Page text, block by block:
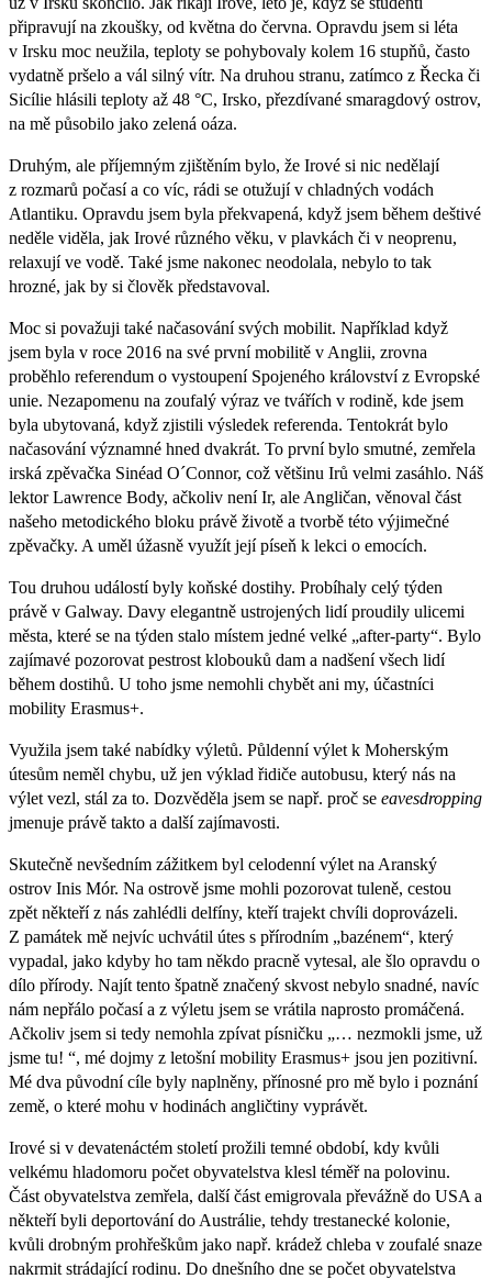
připravují na zkoušky, od května do června. Opravdu jsem si léta
v Irsku moc neužila, teploty se pohybovaly kolem 16 stupňů, často
vydatně pršelo a vál silný vítr. Na druhou stranu, zatímco z Řecka či
Sicílie hlásili teploty až 48 °C, Irsko, přezdívané smaragdový ostrov,
na mě působilo jako zelená oáza.
Druhým, ale příjemným zjištěním bylo, že Irové si nic nedělají
z rozmarů počasí a co víc, rádi se otužují v chladných vodách
Atlantiku. Opravdu jsem byla překvapená, když jsem během deštivé
neděle viděla, jak Irové různého věku, v plavkách či v neoprenu,
relaxují ve vodě. Také jsme nakonec neodolala, nebylo to tak
hrozné, jak by si člověk představoval.
Moc si považuji také načasování svých mobilit. Například když
jsem byla v roce 2016 na své první mobilitě v Anglii, zrovna
proběhlo referendum o vystoupení Spojeného království z Evropské
unie. Nezapomenu na zoufalý výraz ve tvářích v rodině, kde jsem
byla ubytovaná, když zjistili výsledek referenda. Tentokrát bylo
načasování významné hned dvakrát. To první bylo smutné, zemřela
irská zpěvačka Sinéad O´Connor, což většinu Irů velmi zasáhlo. Náš
lektor Lawrence Body, ačkoliv není Ir, ale Angličan, věnoval část
našeho metodického bloku právě životě a tvorbě této výjimečné
zpěvačky. A uměl úžasně využít její píseň k lekci o emocích.
Tou druhou událostí byly koňské dostihy. Probíhaly celý týden
právě v Galway. Davy elegantně ustrojených lidí proudily ulicemi
města, které se na týden stalo místem jedné velké „after-party“. Bylo
zajímavé pozorovat pestrost klobouků dam a nadšení všech lidí
během dostihů. U toho jsme nemohli chybět ani my, účastníci
mobility Erasmus+.
Využila jsem také nabídky výletů. Půldenní výlet k Moherským
útesům neměl chybu, už jen výklad řidiče autobusu, který nás na
výlet vezl, stál za to. Dozvěděla jsem se např. proč se eavesdropping
jmenuje právě takto a další zajímavosti.
Skutečně nevšedním zážitkem byl celodenní výlet na Aranský
ostrov Inis Mór. Na ostrově jsme mohli pozorovat tuleně, cestou
zpět někteří z nás zahlédli delfíny, kteří trajekt chvíli doprovázeli.
Z památek mě nejvíc uchvátil útes s přírodním „bazénem“, který
vypadal, jako kdyby ho tam někdo pracně vytesal, ale šlo opravdu o
dílo přírody. Najít tento špatně značený skvost nebylo snadné, navíc
nám nepřálo počasí a z výletu jsem se vrátila naprosto promáčená.
Ačkoliv jsem si tedy nemohla zpívat písničku „… nezmokli jsme, už
jsme tu! “, mé dojmy z letošní mobility Erasmus+ jsou jen pozitivní.
Mé dva původní cíle byly naplněny, přínosné pro mě bylo i poznání
země, o které mohu v hodinách angličtiny vyprávět.
Irové si v devatenáctém století prožili temné období, kdy kvůli
velkému hladomoru počet obyvatelstva klesl téměř na polovinu.
Část obyvatelstva zemřela, další část emigrovala převážně do USA a
někteří byli deportování do Austrálie, tehdy trestanecké kolonie,
kvůli drobným prohřeškům jako např. krádež chleba v zoufalé snaze
nakrmit strádající rodinu. Do dnešního dne se počet obyvatelstva